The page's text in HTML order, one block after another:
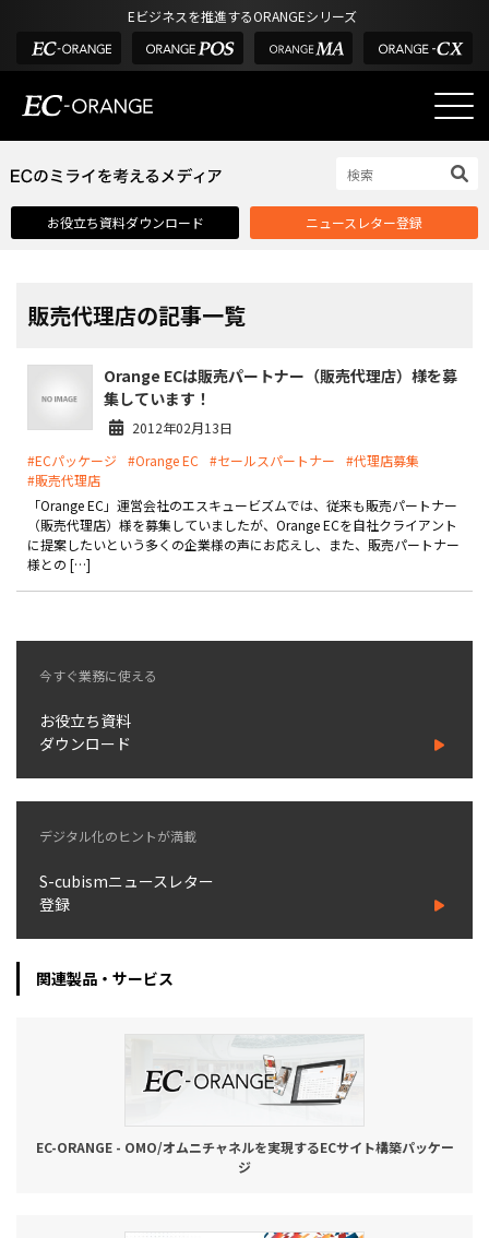
Eビジネスを推進するORANGEシリーズ
選ばれる理由
課題解決例
外部サービス連携
インフラ環境・サポート
費用
製品
特長
ECと通販の連動を可能に
EC運用支援
継続的に結果を出し続けるECサイトへ
スクラッチ開発
内製化支援
導入事例
03-6432-0346
電話受付：平日 10:00~17:00
お問い合わせ
お役立ち資料ダウンロード ニュースレター登録
販売代理店の記事一覧
Orange ECは販売パートナー（販売代理店）様を募
集しています！
2012年02月13日
#ECパッケージ
#Orange EC #セールスパートナー
#代理店募集
#販売代理店
「Orange EC」運営会社のエスキュービズムでは、従来も販売パートナー
（販売代理店）様を募集していましたが、Orange ECを自社クライアント
に提案したいという多くの企業様の声にお応えし、また、販売パートナー
様との […]
今すぐ業務に使える
お役立ち資料
ダウンロード
デジタル化のヒントが満載
S-cubismニュースレター
登録
関連製品・サービス
EC-ORANGE - OMO/オムニチャネルを実現するECサイト構築パッケー
ジ